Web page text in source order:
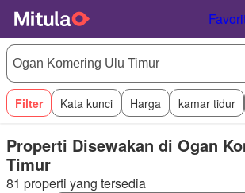
Filter Kata kunci Harga kamar tidur
Properti Disewakan di Ogan
Timur
81 properti yang tersedia